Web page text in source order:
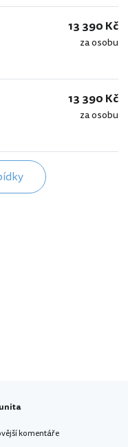
13 390 Kč
za osobu
13 390 Kč
za osobu
komentáře